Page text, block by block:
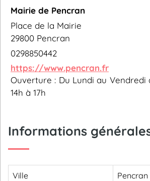
Mairie de Pencran
Place de la Mairie
29800 Pencran
0298850442
https://www.pencran.fr
Ouverture : Du Lundi au Vendredi
14h à 17h
Informations
Ville Pencran